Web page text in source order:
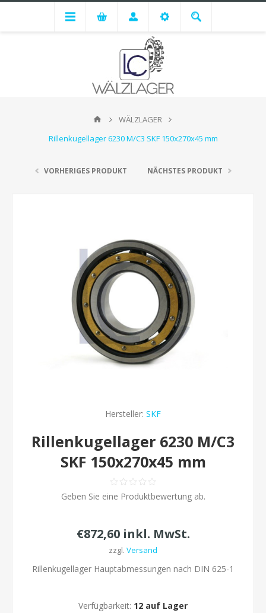
WÄLZLAGER
Rillenkugellager 6230 M/C3 SKF 150x270x45 mm
VORHERIGES PRODUKT NÄCHSTES PRODUKT
Hersteller: SKF
Rillenkugellager 6230 M/C3
SKF 150x270x45 mm
Geben Sie eine Produktbewertung ab.
€872,60 inkl. MwSt.
zzgl. Versand
Rillenkugellager Hauptabmessungen nach DIN 625-1
Verfügbarkeit: 12 auf Lager